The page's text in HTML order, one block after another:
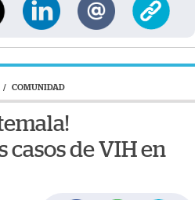
/ COMUNIDAD
de VIH en